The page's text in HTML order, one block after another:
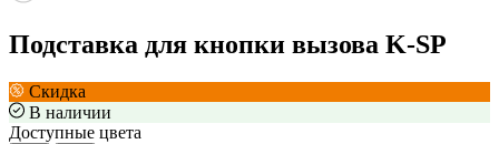
Подставка для кнопки вызова K-SP
Скидка
В наличии
Доступные цвета